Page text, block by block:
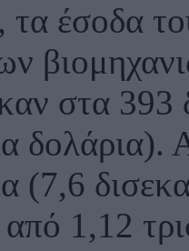
τα έσοδα
στα 393
δολάρια).
(7,6
1,12